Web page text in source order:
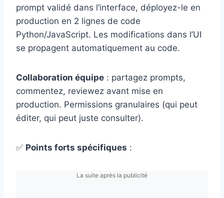
prompt validé dans l’interface, déployez-le en
production en 2 lignes de code
Python/JavaScript. Les modifications dans l’UI
se propagent automatiquement au code.
Collaboration équipe : partagez prompts,
commentez, reviewez avant mise en
production. Permissions granulaires (qui peut
éditer, qui peut juste consulter).
✅ Points forts spécifiques :
La suite après la publicité